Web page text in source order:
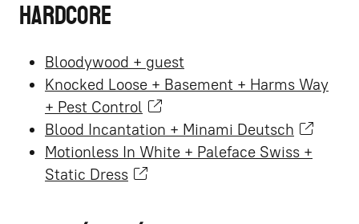
Hardcore
Bloodywood + guest
Knocked Loose + Basement + Harms Way
+ Pest Control
Blood Incantation + Minami Deutsch
Motionless In White + Paleface Swiss +
Static Dress